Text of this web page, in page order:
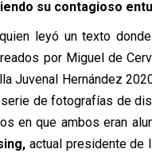
su contagioso
quien leyó un texto
por Miguel de
Juvenal Hernández
de fotografías de
en que ambos eran
actual presidente de